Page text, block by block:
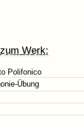
Werk:
Polifonico
Übung